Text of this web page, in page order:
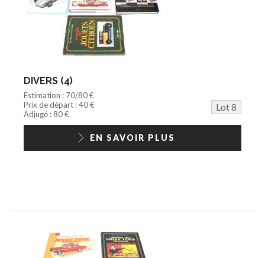
DIVERS (4)
Estimation : 70/80 €
Prix de départ : 40 €
Lot 8
Adjugé : 80 €
EN SAVOIR PLUS